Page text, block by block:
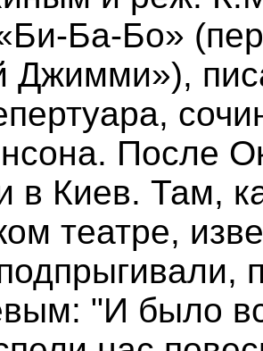
Ба-Бо»
Джимми»),
После
в Киев. Там,
театре,
"И было